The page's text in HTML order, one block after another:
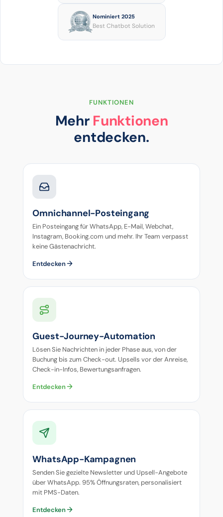
Nominiert 2025
Best Chatbot Solution
FUNKTIONEN
Mehr Funktionen
entdecken.
Omnichannel-Posteingang
Ein Posteingang für WhatsApp, E-Mail, Webchat,
Instagram, Booking.com und mehr. Ihr Team verpasst
keine Gästenachricht.
Entdecken
Guest-Journey-Automation
Lösen Sie Nachrichten in jeder Phase aus, von der
Buchung bis zum Check-out. Upsells vor der Anreise,
Check-in-Infos, Bewertungsanfragen.
Entdecken
WhatsApp-Kampagnen
Senden Sie gezielte Newsletter und Upsell-Angebote
über WhatsApp. 95% Öffnungsraten, personalisiert
mit PMS-Daten.
Entdecken